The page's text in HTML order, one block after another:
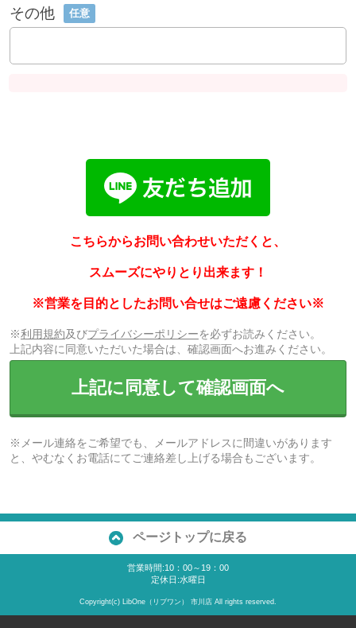
その他 任意
こちらからお問い合わせいただくと、
スムーズにやりとり出来ます！
※営業を目的としたお問い合せはご遠慮ください※
※利用規約及びプライバシーポリシーを必ずお読みください。
上記内容に同意いただいた場合は、確認画面へお進みください。
上記に同意して確認画面へ
※メール連絡をご希望でも、メールアドレスに間違いがあります
と、やむなくお電話にてご連絡差し上げる場合もございます。
ページトップに戻る
営業時間:10：00～19：00
定休日:水曜日
Copyright(c) LibOne（リブワン） 市川店 All rights reserved.